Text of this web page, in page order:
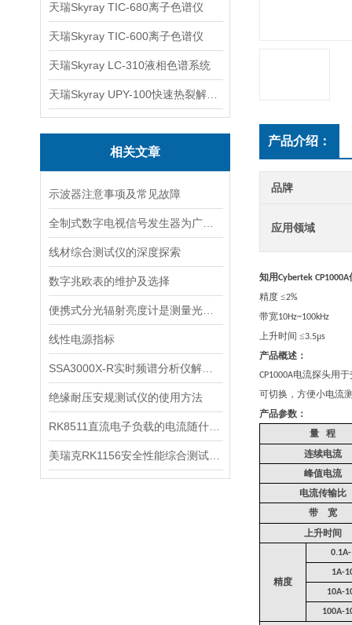
天瑞Skyray TIC-680离子色谱仪
天瑞Skyray TIC-600离子色谱仪
天瑞Skyray LC-310液相色谱系统
相关文章
示波器注意事项及常见故障
线材综合测试仪的深度探索
数字兆欧表的维护及选择
线性电源指标
绝缘耐压安规测试仪的使用方法
产品介绍：
品牌
应用领域
知用Cybertek CP1000A
精度 ≤2%
带宽10Hz~100kHz
上升时间 ≤3.5μs
产品概述：
CP1000A电流探头用
可切换，方便小电流
产品参数：
量
程
连续电流
峰值电流
电流传输比
带
宽
上升时间
精度
1A-
10A-
100A-